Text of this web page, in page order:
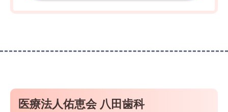
医療法人佑恵会 八田歯科